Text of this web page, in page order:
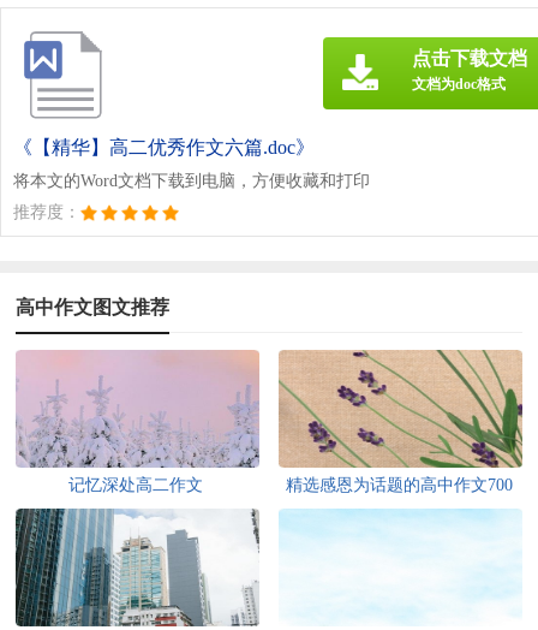
《【精华】高二优秀作文六篇.doc》
将本文的Word文档下载到电脑，方便收藏和打印
推荐度：
点击下载文档
文档为doc格式
高中作文图文推荐
记忆深处高二作文
精选感恩为话题的高中作文700
字集锦八篇